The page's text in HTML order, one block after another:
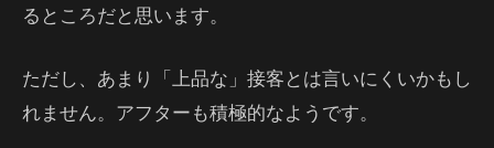
るところだと思います。
ただし、あまり「上品な」接客とは言いにくいかもし
れません。アフターも積極的なようです。